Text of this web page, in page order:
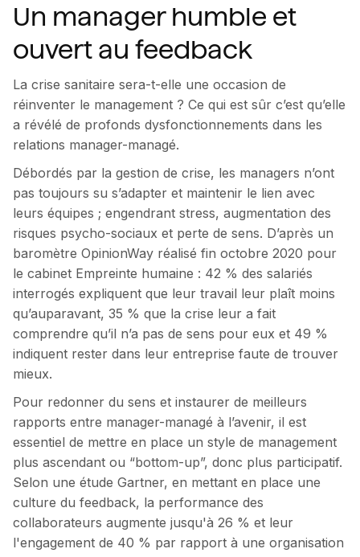
Un manager humble et
ouvert au feedback
La crise sanitaire sera-t-elle une occasion de
réinventer le management ? Ce qui est sûr c’est qu’elle
a révélé de profonds dysfonctionnements dans les
relations manager-managé.
Débordés par la gestion de crise, les managers n’ont
pas toujours su s’adapter et maintenir le lien avec
leurs équipes ; engendrant stress, augmentation des
risques psycho-sociaux et perte de sens. D’après un
baromètre OpinionWay réalisé fin octobre 2020 pour
le cabinet Empreinte humaine : 42 % des salariés
interrogés expliquent que leur travail leur plaît moins
qu’auparavant, 35 % que la crise leur a fait
comprendre qu’il n’a pas de sens pour eux et 49 %
indiquent rester dans leur entreprise faute de trouver
mieux.
Pour redonner du sens et instaurer de meilleurs
rapports entre manager-managé à l’avenir, il est
essentiel de mettre en place un style de management
plus ascendant ou “bottom-up”, donc plus participatif.
Selon une étude Gartner, en mettant en place une
culture du feedback, la performance des
collaborateurs augmente jusqu'à 26 % et leur
l'engagement de 40 % par rapport à une organisation